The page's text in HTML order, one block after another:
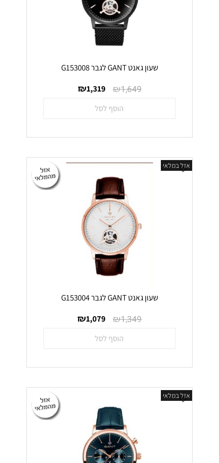
שעון גאנט GANT לגבר G153008
₪1,649
₪1,319
הוסף לסל
אזל במלאי
שעון גאנט GANT לגבר G153004
₪1,349
₪1,079
הוסף לסל
אזל במלאי